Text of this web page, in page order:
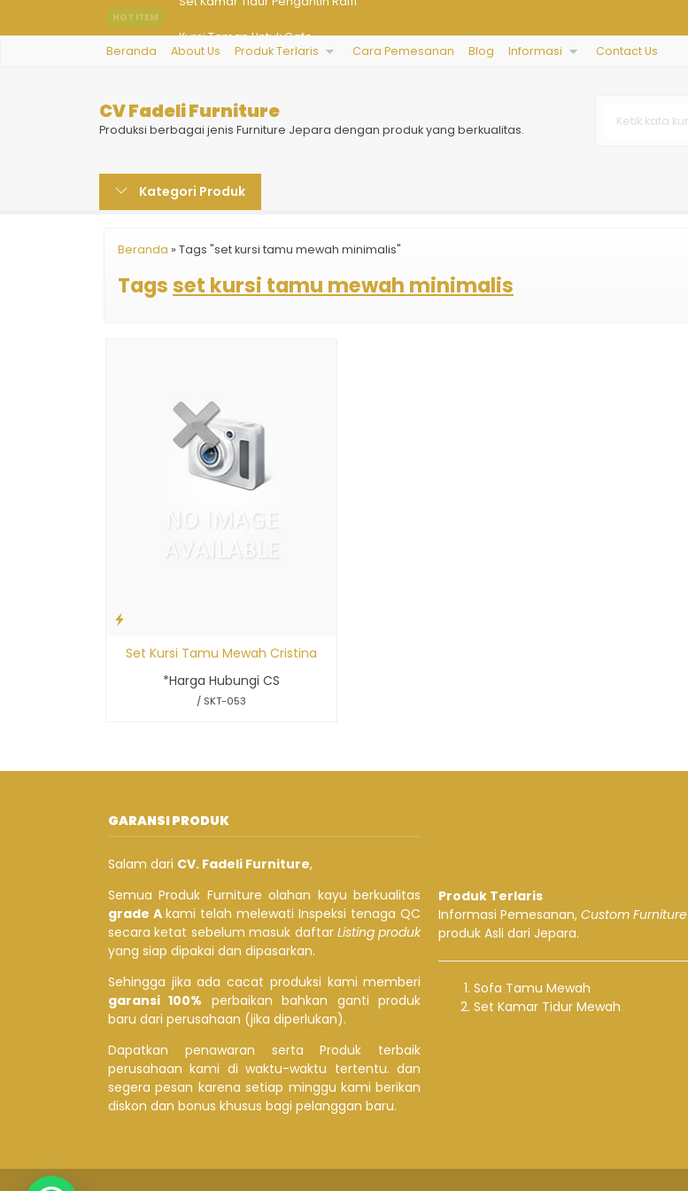
HOT ITEM
Lemari Baju Minimalis Genio
Bufet TV Ukir Antik
Meja Belajar Anak Perempuan
Beranda About Us Produk Terlaris Cara Pemesanan Blog Informasi Contact Us
CV Fadeli Furniture
Produksi berbagai jenis Furniture Jepara dengan produk yang berkualitas.
Kategori Produk
Beranda » Tags "set kursi tamu mewah minimalis"
Tagsset kursi tamu mewah minimalis
Set Kursi Tamu Mewah Cristina
*Harga Hubungi CS
/ SKT-053
GARANSI PRODUK
Salam dari CV. Fadeli Furniture,
Semua Produk Furniture olahan kayu berkualitas
grade Akami telah melewati Inspeksi tenaga QC
secara ketat sebelum masuk daftar Listing produk
yang siap dipakai dan dipasarkan.
Sehingga jika ada cacat produksi kami memberi
garansi 100% perbaikan bahkan ganti produk
baru dari perusahaan (jika diperlukan).
Dapatkan penawaran serta Produk terbaik
perusahaan kami di waktu-waktu tertentu. dan
segera pesan karena setiap minggu kami berikan
diskon dan bonus khusus bagi pelanggan baru.
Produk Terlaris
Informasi Pemesanan,Custom Furniture
produk Asli dari Jepara.
Sofa Tamu Mewah
Set Kamar Tidur Mewah